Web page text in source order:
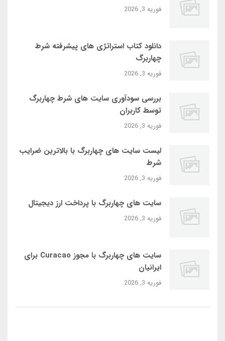
فوریه 3, 2026
دانلود کتاب استراتژی‌ های پیشرفته شرط
چهاربرگ
فوریه 3, 2026
بررسی سودآوری سایت‌ های شرط چهاربرگ
توسط کاربران
فوریه 3, 2026
لیست سایت‌ های چهاربرگ با بالاترین ضرایب
شرط
فوریه 3, 2026
سایت‌ های چهاربرگ با پرداخت ارز دیجیتال
فوریه 3, 2026
سایت‌ های چهاربرگ با مجوز Curacao برای
ایرانیان
فوریه 3, 2026